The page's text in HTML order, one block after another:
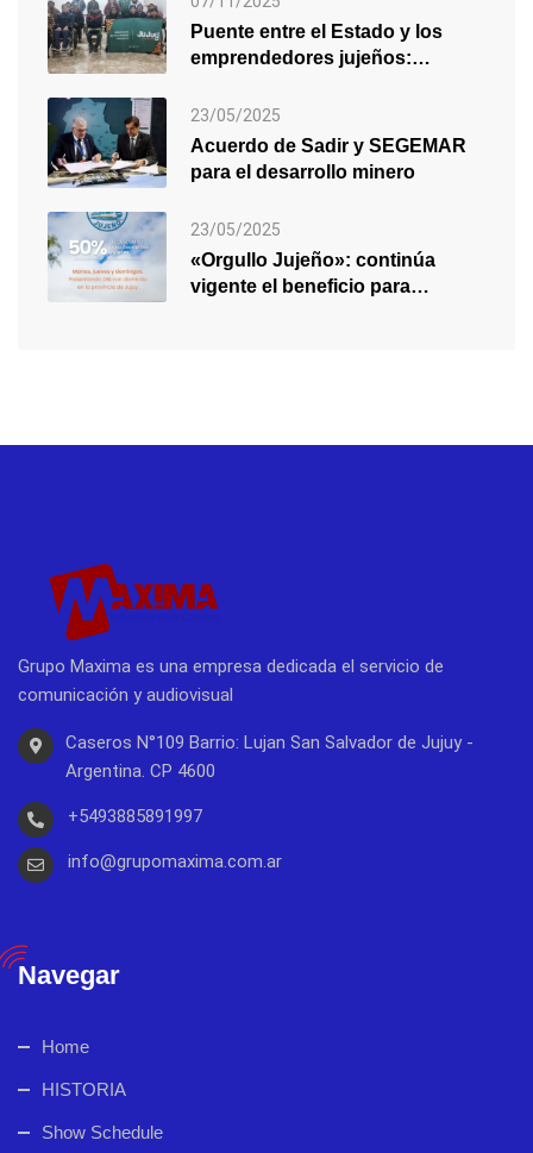
Puente entre el Estado y los
emprendedores jujeños:
23/05/2025
Acuerdo de Sadir y SEGEMAR
para el desarrollo minero
23/05/2025
«Orgullo Jujeño»: continúa
vigente el beneficio para
Grupo Maxima es una empresa dedicada el servicio de
comunicación y audiovisual
Caseros N°109 Barrio: Lujan San Salvador de Jujuy -
Argentina. CP 4600
+5493885891997
info@grupomaxima.com.ar
Navegar
Home
HISTORIA
Show Schedule